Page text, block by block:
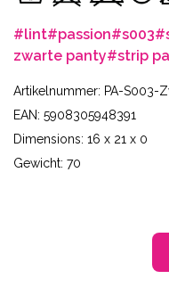
#lint#passion#s003
zwarte panty#strip
Artikelnummer: PA-S003-
EAN: 5908305948391
Dimensions: 16 x 21 x 0
Gewicht: 70